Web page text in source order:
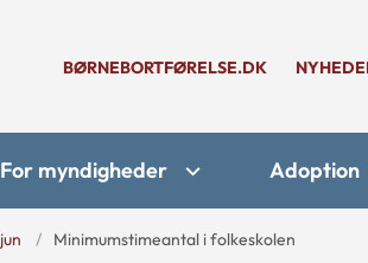
BØRNEBORTFØRELSE.DK
For myndigheder Adoption
jun Minimumstimeantal i folkeskolen